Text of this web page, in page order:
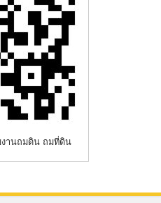
งานถมดิน ถมที่ดิน